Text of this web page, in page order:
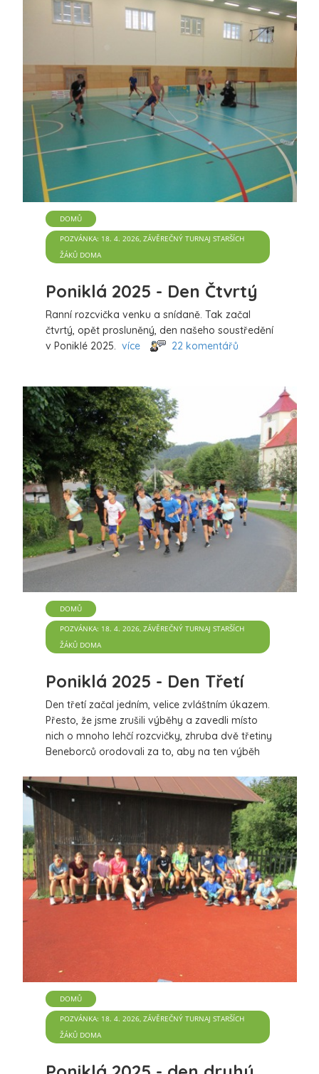
Poniklá 2025 - Den Čtvrtý
Ranní rozcvička venku a snídaně. Tak začal
čtvrtý, opět prosluněný, den našeho soustředění
v Poniklé 2025. více 22 komentářů
DOMŮ
POZVÁNKA: 18. 4. 2026, ZÁVĚREČNÝ TURNAJ STARŠÍCH
ŽÁKŮ DOMA
Poniklá 2025 - Den Třetí
Den třetí začal jedním, velice zvláštním úkazem.
Přesto, že jsme zrušili výběhy a zavedli místo
nich o mnoho lehčí rozcvičky, zhruba dvě třetiny
Beneborců orodovali za to, aby na ten výběh
18 komentářů
DOMŮ
POZVÁNKA: 18. 4. 2026, ZÁVĚREČNÝ TURNAJ STARŠÍCH
ŽÁKŮ DOMA
DOMŮ
POZVÁNKA: 18. 4. 2026, ZÁVĚREČNÝ TURNAJ STARŠÍCH
ŽÁKŮ DOMA